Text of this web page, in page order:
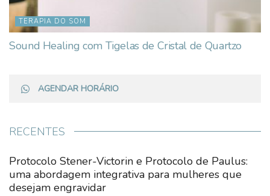
TERAPIA DO SOM
Sound Healing com Tigelas de Cristal de Quartzo
AGENDAR HORÁRIO
RECENTES
Protocolo Stener-Victorin e Protocolo de Paulus:
uma abordagem integrativa para mulheres que
desejam engravidar